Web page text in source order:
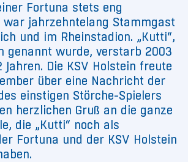
Fortuna stets eng
war jahrzehntelang Stammgast
und im Rheinstadion. „Kutti“,
genannt wurde, verstarb 2003
Die KSV Holstein freute
über eine Nachricht der
einstigen Störche-Spielers
herzlichen Gruß an die ganze
die „Kutti“ noch als
Fortuna und der KSV Holstein